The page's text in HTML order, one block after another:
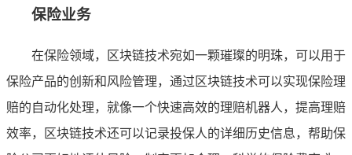
保险业务
在保险领域，区块链技术宛如一颗璀璨的明珠，可以用于
保险产品的创新和风险管理，通过区块链技术可以实现保险理
赔的自动化处理，就像一个快速高效的理赔机器人，提高理赔
效率，区块链技术还可以记录投保人的详细历史信息，帮助保